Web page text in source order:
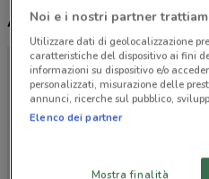
Altri volantini nelle
Noi e i nostri partner
Utilizzare dati di geolocalizzazione
caratteristiche del dispositivo ai fini
informazioni su dispositivo e/o
personalizzati, misurazione delle
annunci, ricerche sul pubblico,
Elenco dei partner
Mostra finalità